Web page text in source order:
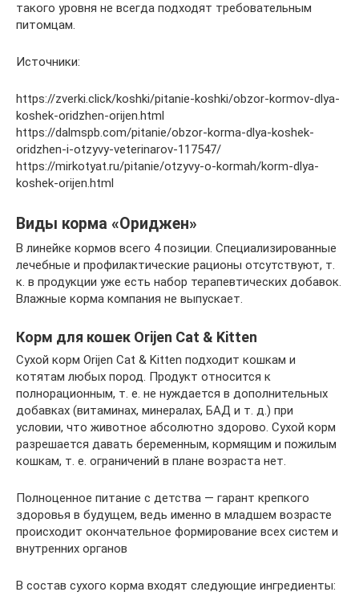
такого уровня не всегда подходят требовательным
питомцам.
Источники:
https://zverki.click/koshki/pitanie-koshki/obzor-kormov-dlya-
koshek-oridzhen-orijen.html
https://dalmspb.com/pitanie/obzor-korma-dlya-koshek-
oridzhen-i-otzyvy-veterinarov-117547/
https://mirkotyat.ru/pitanie/otzyvy-o-kormah/korm-dlya-
koshek-orijen.html
Виды корма «Ориджен»
В линейке кормов всего 4 позиции. Специализированные
лечебные и профилактические рационы отсутствуют, т.
к. в продукции уже есть набор терапевтических добавок.
Влажные корма компания не выпускает.
Корм для кошек Orijen Cat & Kitten
Сухой корм Orijen Cat & Kitten подходит кошкам и
котятам любых пород. Продукт относится к
полнорационным, т. е. не нуждается в дополнительных
добавках (витаминах, минералах, БАД и т. д.) при
условии, что животное абсолютно здорово. Сухой корм
разрешается давать беременным, кормящим и пожилым
кошкам, т. е. ограничений в плане возраста нет.
Полноценное питание с детства — гарант крепкого
здоровья в будущем, ведь именно в младшем возрасте
происходит окончательное формирование всех систем и
внутренних органов
В состав сухого корма входят следующие ингредиенты: